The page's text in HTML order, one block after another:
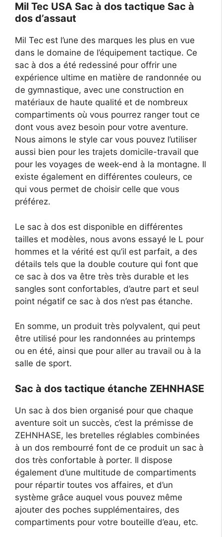
Mil Tec USA Sac à dos tactique Sac à
dos d’assaut
Mil Tec est l’une des marques les plus en vue
dans le domaine de l’équipement tactique. Ce
sac à dos a été redessiné pour offrir une
expérience ultime en matière de randonnée ou
de gymnastique, avec une construction en
matériaux de haute qualité et de nombreux
compartiments où vous pourrez ranger tout ce
dont vous avez besoin pour votre aventure.
Nous aimons le style car vous pouvez l’utiliser
aussi bien pour les trajets domicile-travail que
pour les voyages de week-end à la montagne. Il
existe également en différentes couleurs, ce
qui vous permet de choisir celle que vous
préférez.
Le sac à dos est disponible en différentes
tailles et modèles, nous avons essayé le L pour
hommes et la vérité est qu’il est parfait, a des
détails tels que la double couture qui font que
ce sac à dos va être très très durable et les
sangles sont confortables, d’autre part et seul
point négatif ce sac à dos n’est pas étanche.
En somme, un produit très polyvalent, qui peut
être utilisé pour les randonnées au printemps
ou en été, ainsi que pour aller au travail ou à la
salle de sport.
Sac à dos tactique étanche ZEHNHASE
Un sac à dos bien organisé pour que chaque
aventure soit un succès, c’est la prémisse de
ZEHNHASE, les bretelles réglables combinées
à un dos rembourré font de ce produit un sac à
dos très confortable à porter. Il dispose
également d’une multitude de compartiments
pour répartir toutes vos affaires, et d’un
système grâce auquel vous pouvez même
ajouter des poches supplémentaires, des
compartiments pour votre bouteille d’eau, etc.